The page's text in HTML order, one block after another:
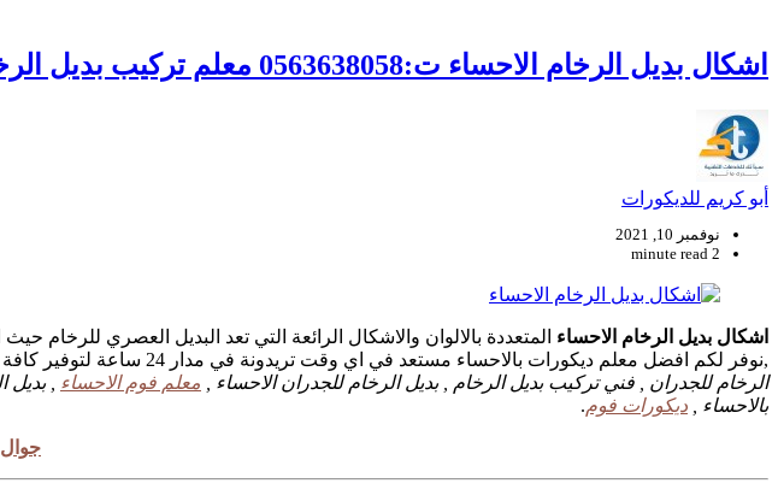
اشكال بديل الرخام الاحساء ت:0563638058 معلم تركيب بديل الرخام بالاحساء
أبو كريم للديكورات
نوفمبر 10, 2021
2 minute read
اشكال بديل الرخام الاحساء المتعددة بالالوان والاشكال الرائعة التي تعد البديل العصري للرخام
,نوفر لكم افضل معلم ديكورات بالاحساء مستعد في اي وقت تريدونة في مدار 24 ساعة لتوفير كافة خدمات الديكورات والاصباغ بالاحساء ,
الرخام للجدران , فني تركيب بديل الرخام , بديل الرخام للجدران الاحساء , معلم فوم الاحساء , بديل
بالاحساء , ديكورات فوم.
جوال